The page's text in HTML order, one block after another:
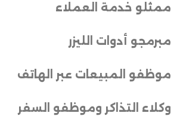
ممثلو خدمة العملاء
مبرمجو أدوات الليزر
موظفو المبيعات عبر الهاتف
وكلاء التذاكر وموظفو السفر